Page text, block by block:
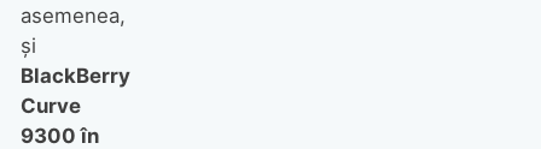
asemenea,
şi
BlackBerry
Curve
9300 în